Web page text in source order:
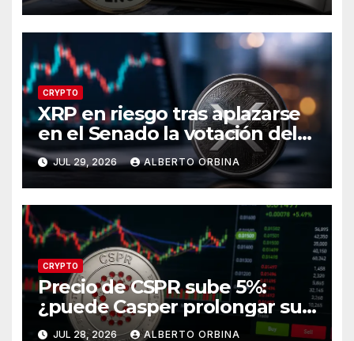
CRYPTO
XRP en riesgo tras aplazarse
en el Senado la votación del
CLARITY Act?
JUL 29, 2026 ALBERTO ORBINA
CRYPTO
Precio de CSPR sube 5%:
¿puede Casper prolongar su
recuperación?
JUL 28, 2026 ALBERTO ORBINA